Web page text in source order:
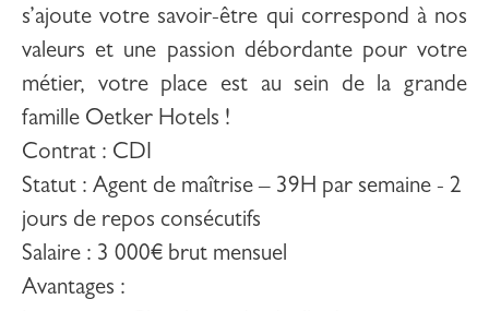
s’ajoute votre savoir-être qui correspond à nos
valeurs et une passion débordante pour votre
métier, votre place est au sein de la grande
famille Oetker Hotels !
Contrat : CDI
Statut : Agent de maîtrise – 39H par semaine - 2
jours de repos consécutifs
Salaire : 3 000€ brut mensuel
Avantages :